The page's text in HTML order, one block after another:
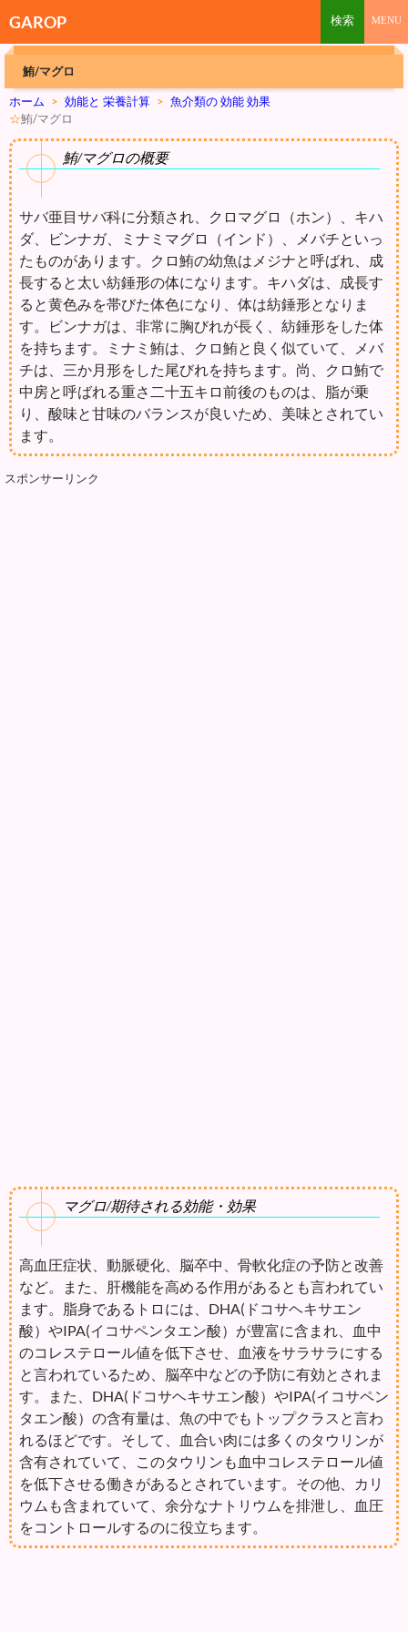
GAROP
鮪/マグロ
ホーム > 効能と 栄養計算 > 魚介類の 効能 効果
☆鮪/マグロ
鮪/マグロの概要
サバ亜目サバ科に分類され、クロマグロ（ホン）、キハ
ダ、ビンナガ、ミナミマグロ（インド）、メバチといっ
たものがあります。クロ鮪の幼魚はメジナと呼ばれ、成
長すると太い紡錘形の体になります。キハダは、成長す
ると黄色みを帯びた体色になり、体は紡錘形となりま
す。ビンナガは、非常に胸びれが長く、紡錘形をした体
を持ちます。ミナミ鮪は、クロ鮪と良く似ていて、メバ
チは、三か月形をした尾びれを持ちます。尚、クロ鮪で
中房と呼ばれる重さ二十五キロ前後のものは、脂が乗
り、酸味と甘味のバランスが良いため、美味とされてい
ます。
スポンサーリンク
マグロ/期待される効能・効果
高血圧症状、動脈硬化、脳卒中、骨軟化症の予防と改善
など。また、肝機能を高める作用があるとも言われてい
ます。脂身であるトロには、DHA(ドコサヘキサエン
酸）やIPA(イコサペンタエン酸）が豊富に含まれ、血中
のコレステロール値を低下させ、血液をサラサラにする
と言われているため、脳卒中などの予防に有効とされま
す。また、DHA(ドコサヘキサエン酸）やIPA(イコサペン
タエン酸）の含有量は、魚の中でもトップクラスと言わ
れるほどです。そして、血合い肉には多くのタウリンが
含有されていて、このタウリンも血中コレステロール値
を低下させる働きがあるとされています。その他、カリ
ウムも含まれていて、余分なナトリウムを排泄し、血圧
をコントロールするのに役立ちます。